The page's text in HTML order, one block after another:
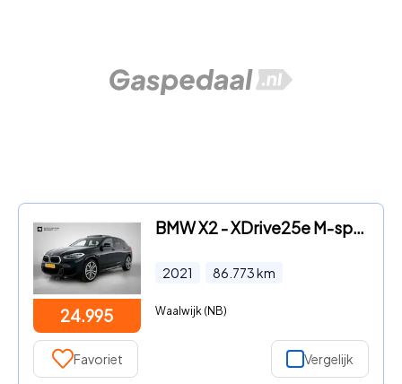
24.995
BMW X2 - XDrive25e M-sport Business Edition Plus (Dealer OnderH, Pano
2021 86.773km
Waalwijk (NB)
Favoriet Vergelijk